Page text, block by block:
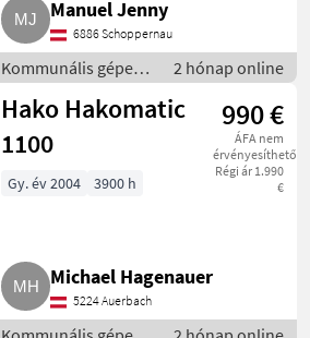
Manuel Jenny
6886 Schoppernau
Kommunális gépek /
Egyéb kommunális
eszközök
2 hónap online
Hako Hakomatic
1100
990 €
ÁFA nem
érvényesíthető
Régi ár 1.990
€
Gy. év 2004 3900 h
Michael Hagenauer
5224 Auerbach